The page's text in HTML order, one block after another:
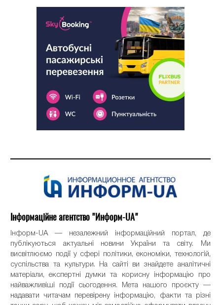
Інформаційне агентство "Информ-UA"
Інформ-UA — незалежний інформаційний портал, де
публікуються актуальні новини України та світу. Ми
висвітлюємо події у сфері політики, економіки, технологій,
суспільства та культури. На сайті ви знайдете аналітичні
матеріали, експертні думки та корисну інформацію про
найважливіші події сьогодення. Мета нашого проєкту —
надавати читачам перевірену інформацію, факти та різні